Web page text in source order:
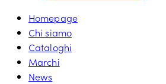
Homepage
Chi siamo
Cataloghi
Marchi
News